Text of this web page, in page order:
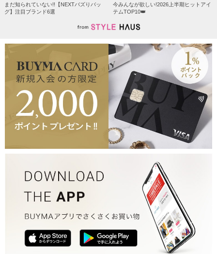
まだ知られていない!!【NEXTバズりバッ
グ】注目ブランド6選
今みんなが欲しい!2026上半期ヒットアイ
テムTOP10👑